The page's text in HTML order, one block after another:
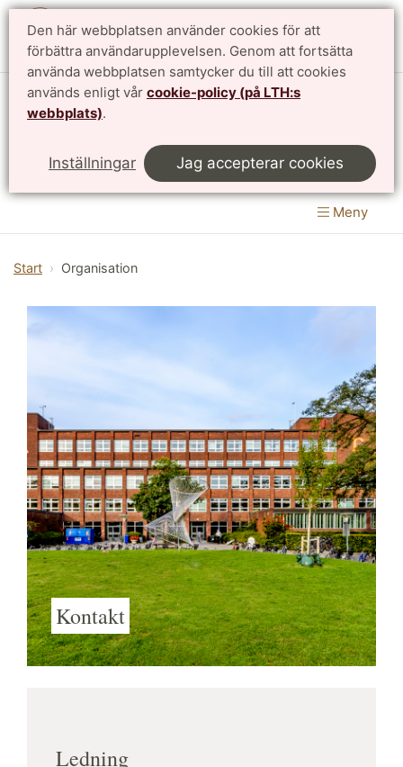
Den här webbplatsen använder cookies för att
förbättra användarupplevelsen. Genom att fortsätta
använda webbplatsen samtycker du till att cookies
används enligt vår cookie-policy (på LTH:s
webbplats).
Inställningar Jag accepterar cookies
Matematikcentrum
LTH, Lunds Tekniska Högskola&
Naturvetenskapliga fakulteten
Meny
Start Organisation
Kontakt
Ledning